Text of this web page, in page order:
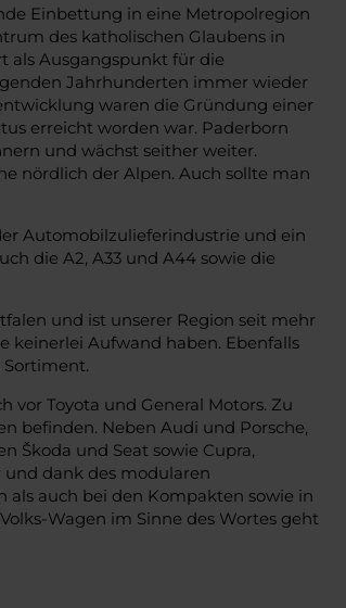
Einbettung in eine Metropolregion
des katholischen Glaubens in
als Ausgangspunkt für die
Jahrhunderten immer wieder
waren die Gründung einer
erreicht worden war. Paderborn
und wächst seither weiter.
nördlich der Alpen. Auch sollte man
Automobilzulieferindustrie und ein
die A2, A33 und A44 sowie die
und ist unserer Region seit mehr
keinerlei Aufwand haben. Ebenfalls
Toyota und General Motors. Zu
befinden. Neben Audi und Porsche,
Škoda und Seat sowie Cupra,
dank des modularen
auch bei den Kompakten sowie in
Wagen im Sinne des Wortes geht